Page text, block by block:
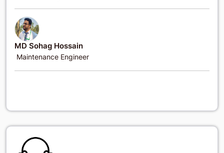
MD Sohag Hossain
Maintenance Engineer